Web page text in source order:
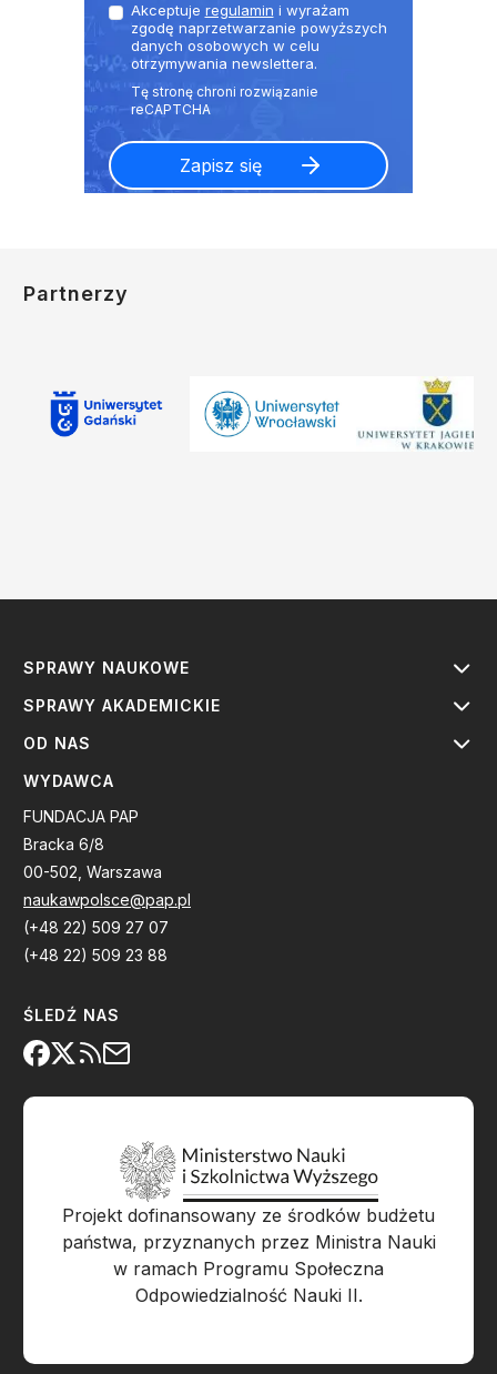
Akceptuje regulamin i wyrażam
zgodę naprzetwarzanie powyższych
danych osobowych w celu
otrzymywania newslettera.
Partnerzy
SPRAWY NAUKOWE
SPRAWY AKADEMICKIE
OD NAS
WYDAWCA
FUNDACJA PAP
Bracka 6/8
00-502, Warszawa
naukawpolsce@pap.pl
(+48 22) 509 27 07
(+48 22) 509 23 88
ŚLEDŹ NAS
Projekt dofinansowany ze środków budżetu
państwa, przyznanych przez Ministra Nauki
w ramach Programu Społeczna
Odpowiedzialność Nauki II.